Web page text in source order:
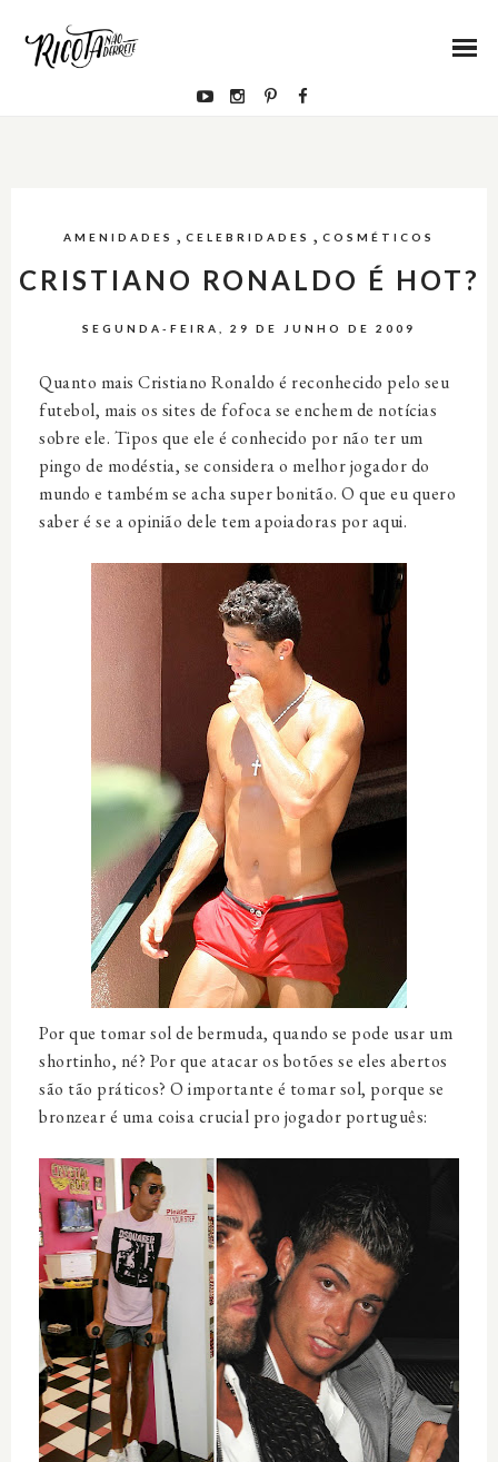
AMENIDADES , CELEBRIDADES , COSMÉTICOS
CRISTIANO RONALDO É HOT?
SEGUNDA-FEIRA, 29 DE JUNHO DE 2009
Quanto mais Cristiano Ronaldo é reconhecido pelo seu
futebol, mais os sites de fofocase enchem de notícias
sobre ele. Tipos que ele é conhecido por não ter um
pingo de modéstia, se considera o melhor jogador do
mundo e também se acha super bonitão. O que eu quero
saber é se a opinião dele tem apoiadoras por aqui.
Por que tomar sol de bermuda, quando se pode usar um
shortinho, né? Por que atacar os botões se eles abertos
são tão práticos? O importante é tomar sol, porque se
bronzear é uma coisa crucial pro jogador português: